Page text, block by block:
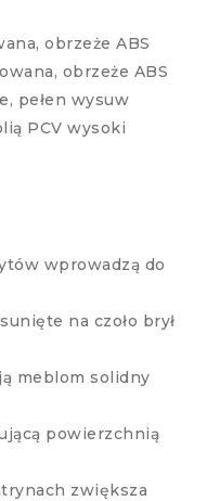
obrzeże ABS
obrzeże ABS
pełen wysuw
PCV wysoki
wprowadzą do
na czoło brył
meblom solidny
powierzchnią
zwiększa